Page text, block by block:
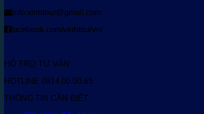
info.vinhtour@gmail.com
facebook.com/vinhtourvn/
HỖ TRỢ TƯ VẤN
HOTLINE 0914.00.00.65
THÔNG TIN CẦN BIẾT